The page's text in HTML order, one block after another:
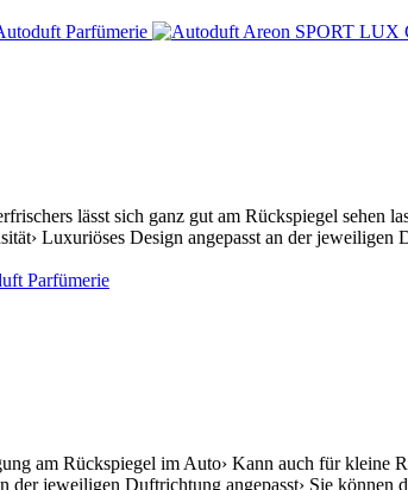
lässt sich ganz gut am Rückspiegel sehen
Luxuriöses Design angepasst an der
am Rückspiegel im Auto› Kann auch für kleine
der jeweiligen Duftrichtung angepasst› Sie